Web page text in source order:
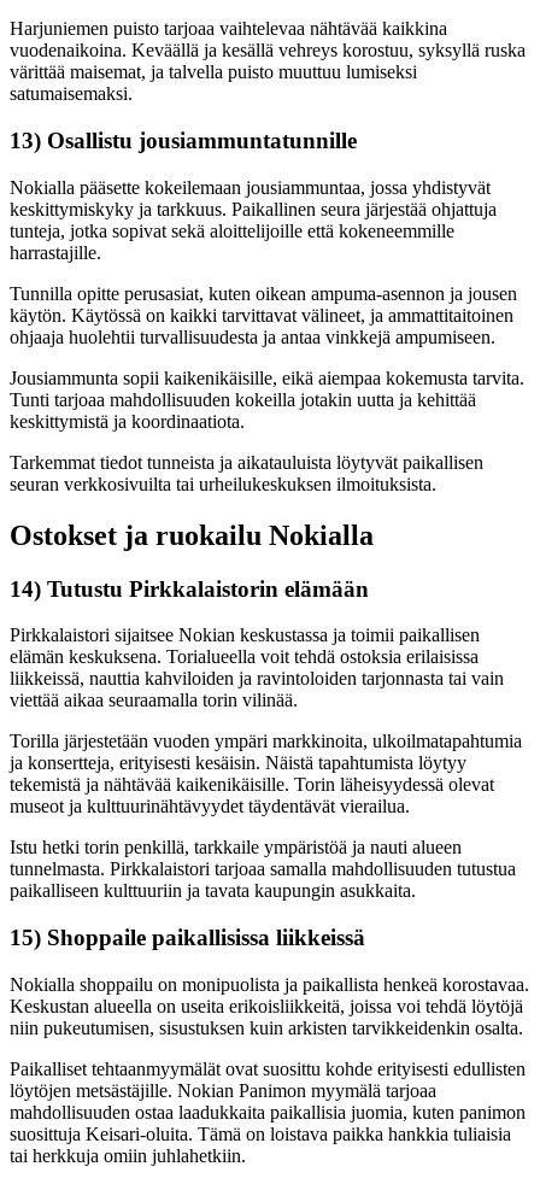
Harjuniemen puisto tarjoaa vaihtelevaa nähtävää kaikkina
vuodenaikoina. Keväällä ja kesällä vehreys korostuu, syksyllä ruska
värittää maisemat, ja talvella puisto muuttuu lumiseksi
satumaisemaksi.
13) Osallistu jousiammuntatunnille
Nokialla pääsette kokeilemaan jousiammuntaa, jossa yhdistyvät
keskittymiskyky ja tarkkuus. Paikallinen seura järjestää ohjattuja
tunteja, jotka sopivat sekä aloittelijoille että kokeneemmille
harrastajille.
Tunnilla opitte perusasiat, kuten oikean ampuma-asennon ja jousen
käytön. Käytössä on kaikki tarvittavat välineet, ja ammattitaitoinen
ohjaaja huolehtii turvallisuudesta ja antaa vinkkejä ampumiseen.
Jousiammunta sopii kaikenikäisille, eikä aiempaa kokemusta tarvita.
Tunti tarjoaa mahdollisuuden kokeilla jotakin uutta ja kehittää
keskittymistä ja koordinaatiota.
Tarkemmat tiedot tunneista ja aikatauluista löytyvät paikallisen
seuran verkkosivuilta tai urheilukeskuksen ilmoituksista.
Ostokset ja ruokailu Nokialla
14) Tutustu Pirkkalaistorin elämään
Pirkkalaistori sijaitsee Nokian keskustassa ja toimii paikallisen
elämän keskuksena. Torialueella voit tehdä ostoksia erilaisissa
liikkeissä, nauttia kahviloiden ja ravintoloiden tarjonnasta tai vain
viettää aikaa seuraamalla torin vilinää.
Torilla järjestetään vuoden ympäri markkinoita, ulkoilmatapahtumia
ja konsertteja, erityisesti kesäisin. Näistä tapahtumista löytyy
tekemistä ja nähtävää kaikenikäisille. Torin läheisyydessä olevat
museot ja kulttuurinähtävyydet täydentävät vierailua.
Istu hetki torin penkillä, tarkkaile ympäristöä ja nauti alueen
tunnelmasta. Pirkkalaistori tarjoaa samalla mahdollisuuden tutustua
paikalliseen kulttuuriin ja tavata kaupungin asukkaita.
15) Shoppaile paikallisissa liikkeissä
Nokialla shoppailu on monipuolista ja paikallista henkeä korostavaa.
Keskustan alueella on useita erikoisliikkeitä, joissa voi tehdä löytöjä
niin pukeutumisen, sisustuksen kuin arkisten tarvikkeidenkin osalta.
Paikalliset tehtaanmyymälät ovat suosittu kohde erityisesti edullisten
löytöjen metsästäjille. Nokian Panimon myymälä tarjoaa
mahdollisuuden ostaa laadukkaita paikallisia juomia, kuten panimon
suosittuja Keisari-oluita. Tämä on loistava paikka hankkia tuliaisia
tai herkkuja omiin juhlahetkiin.